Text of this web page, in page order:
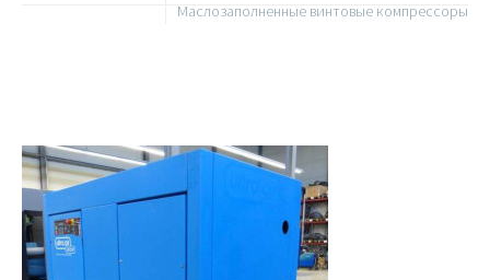
Маслозаполненные винтовые компрессоры